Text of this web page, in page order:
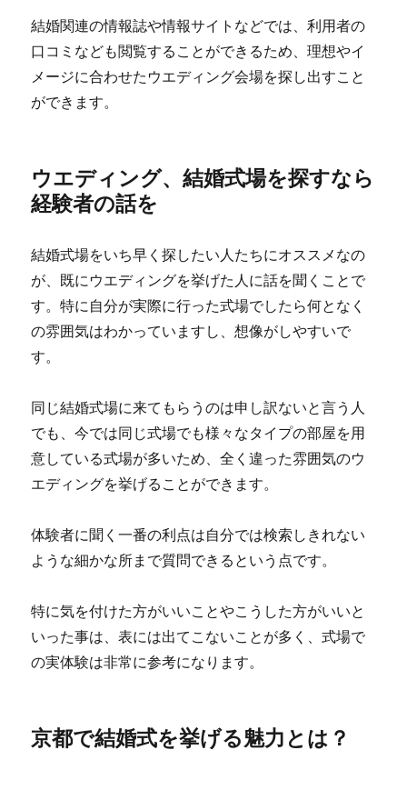
結婚関連の情報誌や情報サイトなどでは、利用者の
口コミなども閲覧することができるため、理想やイ
メージに合わせたウエディング会場を探し出すこと
ができます。
ウエディング、結婚式場を探すなら
経験者の話を
結婚式場をいち早く探したい人たちにオススメなの
が、既にウエディングを挙げた人に話を聞くことで
す。特に自分が実際に行った式場でしたら何となく
の雰囲気はわかっていますし、想像がしやすいで
す。
同じ結婚式場に来てもらうのは申し訳ないと言う人
でも、今では同じ式場でも様々なタイプの部屋を用
意している式場が多いため、全く違った雰囲気のウ
エディングを挙げることができます。
体験者に聞く一番の利点は自分では検索しきれない
ような細かな所まで質問できるという点です。
特に気を付けた方がいいことやこうした方がいいと
いった事は、表には出てこないことが多く、式場で
の実体験は非常に参考になります。
京都で結婚式を挙げる魅力とは？